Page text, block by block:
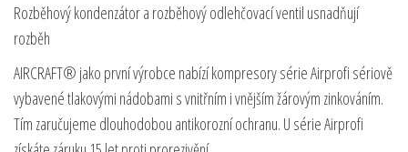
Rozběhový kondenzátor a rozběhový odlehčovací ventil usnadňují
rozběh
AIRCRAFT® jako první výrobce nabízí kompresory série Airprofi sériově
vybavené tlakovými nádobami s vnitřním i vnějším žárovým zinkováním.
Tím zaručujeme dlouhodobou antikorozní ochranu. U série Airprofi